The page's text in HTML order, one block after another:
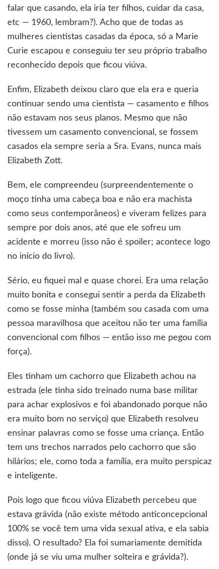
falar que casando, ela iria ter filhos, cuidar da casa,
etc — 1960, lembram?). Acho que de todas as
mulheres cientistas casadas da época, só a Marie
Curie escapou e conseguiu ter seu próprio trabalho
reconhecido depois que ficou viúva.
Enfim, Elizabeth deixou claro que ela era e queria
continuar sendo uma cientista — casamento e filhos
não estavam nos seus planos. Mesmo que não
tivessem um casamento convencional, se fossem
casados ela sempre seria a Sra. Evans, nunca mais
Elizabeth Zott.
Bem, ele compreendeu (surpreendentemente o
moço tinha uma cabeça boa e não era machista
como seus contemporâneos) e viveram felizes para
sempre por dois anos, até que ele sofreu um
acidente e morreu (isso não é spoiler; acontece logo
no início do livro).
Sério, eu fiquei mal e quase chorei. Era uma relação
muito bonita e consegui sentir a perda da Elizabeth
como se fosse minha (também sou casada com uma
pessoa maravilhosa que aceitou não ter uma família
convencional com filhos — então isso me pegou com
força).
Eles tinham um cachorro que Elizabeth achou na
estrada (ele tinha sido treinado numa base militar
para achar explosivos e foi abandonado porque não
era muito bom no serviço) que Elizabeth resolveu
ensinar palavras como se fosse uma criança. Então
tem uns trechos narrados pelo cachorro que são
hilários; ele, como toda a família, era muito perspicaz
e inteligente.
Pois logo que ficou viúva Elizabeth percebeu que
estava grávida (não existe método anticoncepcional
100% se você tem uma vida sexual ativa, e ela sabia
disso). O resultado? Ela foi sumariamente demitida
(onde já se viu uma mulher solteira e grávida?).